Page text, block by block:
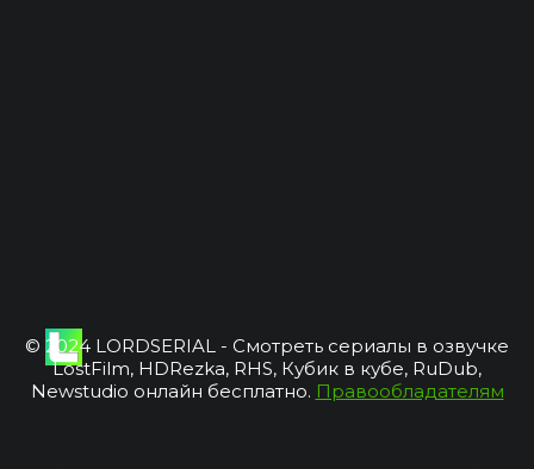
© 2024 LORDSERIAL - Смотреть сериалы в озвучке
LostFilm, HDRezka, RHS, Кубик в кубе, RuDub,
Newstudio онлайн бесплатно. Правообладателям